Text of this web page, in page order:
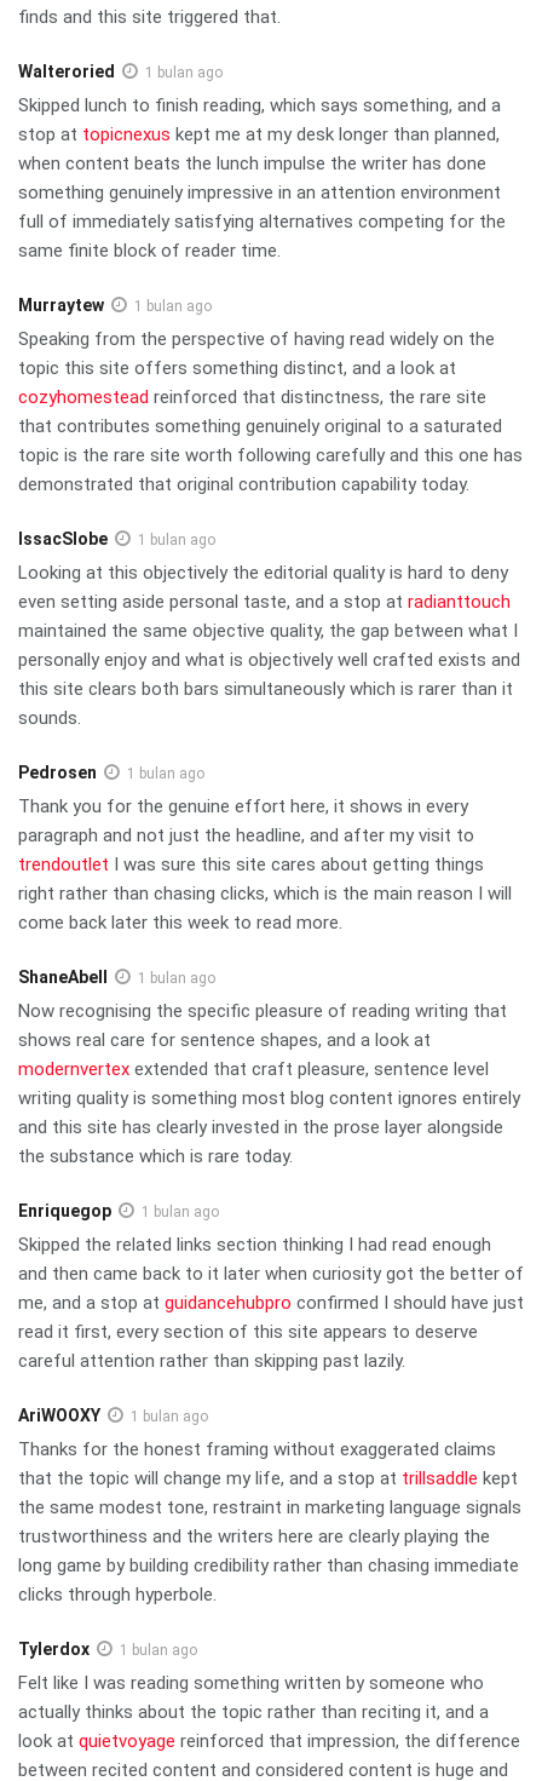
finds and this site triggered that.
Walteroried 1 bulan ago
Skipped lunch to finish reading, which says something, and a
stop at topicnexus kept me at my desk longer than planned,
when content beats the lunch impulse the writer has done
something genuinely impressive in an attention environment
full of immediately satisfying alternatives competing for the
same finite block of reader time.
Murraytew 1 bulan ago
Speaking from the perspective of having read widely on the
topic this site offers something distinct, and a look at
cozyhomestead reinforced that distinctness, the rare site
that contributes something genuinely original to a saturated
topic is the rare site worth following carefully and this one has
demonstrated that original contribution capability today.
IssacSlobe 1 bulan ago
Looking at this objectively the editorial quality is hard to deny
even setting aside personal taste, and a stop at radianttouch
maintained the same objective quality, the gap between what I
personally enjoy and what is objectively well crafted exists and
this site clears both bars simultaneously which is rarer than it
sounds.
Pedrosen 1 bulan ago
Thank you for the genuine effort here, it shows in every
paragraph and not just the headline, and after my visit to
trendoutlet I was sure this site cares about getting things
right rather than chasing clicks, which is the main reason I will
come back later this week to read more.
ShaneAbell 1 bulan ago
Now recognising the specific pleasure of reading writing that
shows real care for sentence shapes, and a look at
modernvertex extended that craft pleasure, sentence level
writing quality is something most blog content ignores entirely
and this site has clearly invested in the prose layer alongside
the substance which is rare today.
Enriquegop 1 bulan ago
Skipped the related links section thinking I had read enough
and then came back to it later when curiosity got the better of
me, and a stop at guidancehubpro confirmed I should have just
read it first, every section of this site appears to deserve
careful attention rather than skipping past lazily.
AriWOOXY 1 bulan ago
Thanks for the honest framing without exaggerated claims
that the topic will change my life, and a stop at trillsaddle kept
the same modest tone, restraint in marketing language signals
trustworthiness and the writers here are clearly playing the
long game by building credibility rather than chasing immediate
clicks through hyperbole.
Tylerdox 1 bulan ago
Felt like I was reading something written by someone who
actually thinks about the topic rather than reciting it, and a
look at quietvoyage reinforced that impression, the difference
between recited content and considered content is huge and